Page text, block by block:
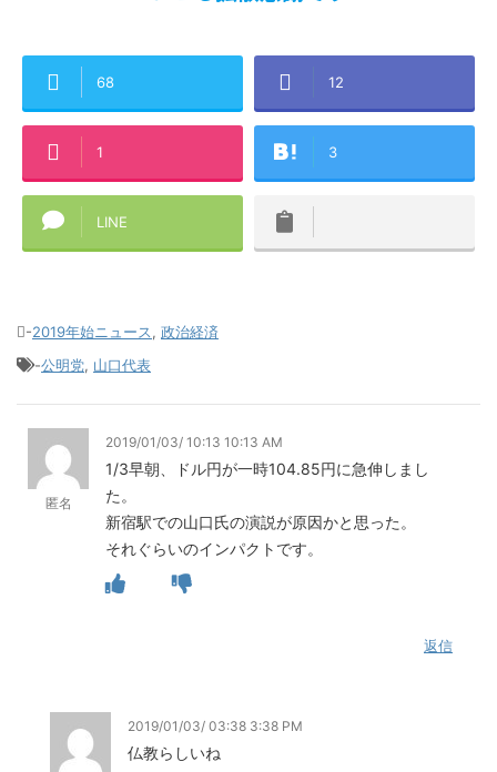
68 12
1 3
LINE
-2019年始ニュース, 政治経済
-公明党, 山口代表
匿名
2019/01/03/ 10:13 10:13 AM
1/3早朝、ドル円が一時104.85円に急伸しまし
た。
新宿駅での山口氏の演説が原因かと思った。
それぐらいのインパクトです。
返信
2019/01/03/ 03:38 3:38 PM
仏教らしいね